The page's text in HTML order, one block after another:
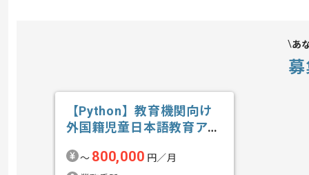
あ
【Python】教育機関向け
外国籍児童日本語教育アプ
〜 800,000 円／月